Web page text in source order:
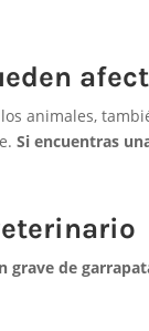
animales,
Si encuentras
grave de